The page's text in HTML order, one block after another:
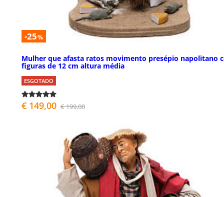
-25%
Mulher que afasta ratos movimento presépio napolitano
figuras de 12 cm altura média
ESGOTADO
€ 149,00 € 199,00